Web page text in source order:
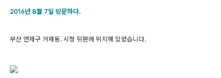
2016년 8월 7일 방문하다.
부산 연제구 거제동. 시청 뒤편에 위치해 있었습니다.